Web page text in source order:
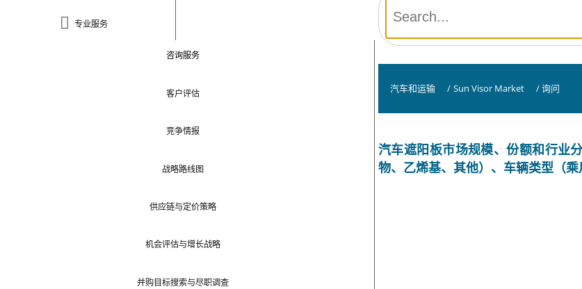
专业服务
咨询服务
客户评估
竞争情报
战略路线图
供应链与定价策略
机会评估与增长战略
并购目标搜索与尽职调查
汽车和运输 / Sun Visor Market / 询问
汽车遮阳板市场规模、份额和行业
物、乙烯基、其他）、车辆类型（